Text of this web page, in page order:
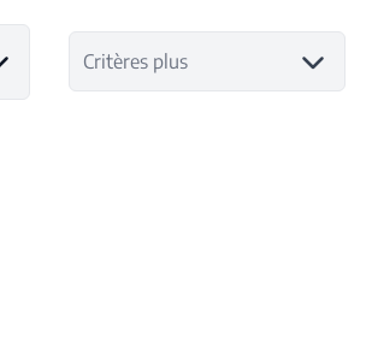
Critères plus